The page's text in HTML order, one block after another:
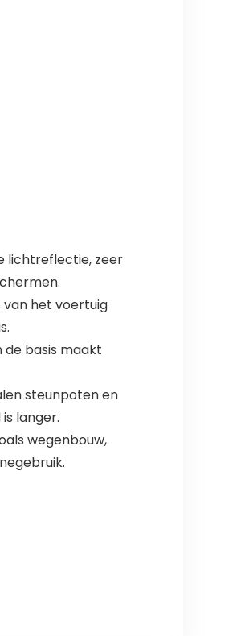
lichtreflectie, zeer
van het voertuig
basis maakt
steunpoten en
langer.
wegenbouw,